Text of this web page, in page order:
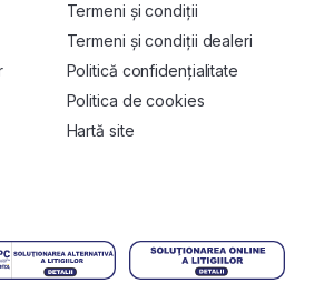
Termeni și condiții
Termeni și condiții dealeri
Politică confidențialitate
Politica de cookies
Hartă site